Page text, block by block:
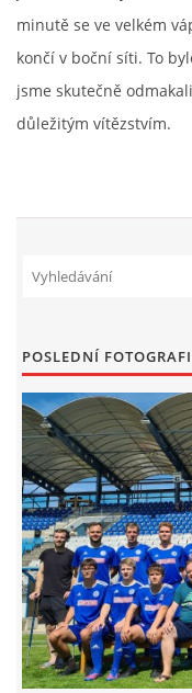
©
minutě se ve velkém
končí v boční síti. To
jsme skutečně
důležitým vítězstvím.
POSLEDNÍ